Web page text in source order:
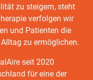
zu steigern, steht
verfolgen wir
und Patienten die
zu ermöglichen.
seit 2020
für eine der